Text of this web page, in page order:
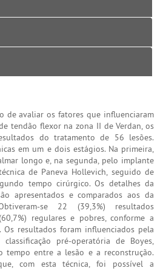
de avaliar os fatores que influenciaram
tendão flexor na zona II de Verdan, os
do tratamento de 56 lesões.
em um e dois estágios. Na primeira,
longo e, na segunda, pelo implante
de Paneva Hollevich, seguido de
tempo cirúrgico. Os detalhes da
apresentados e comparados aos da
se 22 (39,3%) resultados
regulares e pobres, conforme a
Os resultados foram influenciados pela
pré-operatória de Boyes,
tempo entre a lesão e a reconstrução.
com esta técnica, foi possível a